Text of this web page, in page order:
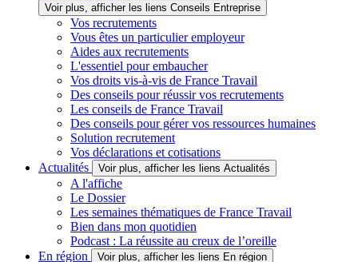
Voir plus, afficher les liens Conseils Entreprise
Vos recrutements
Vous êtes un particulier employeur
Aides aux recrutements
L'essentiel pour embaucher
Vos droits vis-à-vis de France Travail
Des conseils pour réussir vos recrutements
Les conseils de France Travail
Des conseils pour gérer vos ressources humaines
Solution recrutement
Vos déclarations et cotisations
Actualités
Voir plus, afficher les liens Actualités
A l'affiche
Le Dossier
Les semaines thématiques de France Travail
Bien dans mon quotidien
Podcast : La réussite au creux de l’oreille
En région
Voir plus, afficher les liens En région